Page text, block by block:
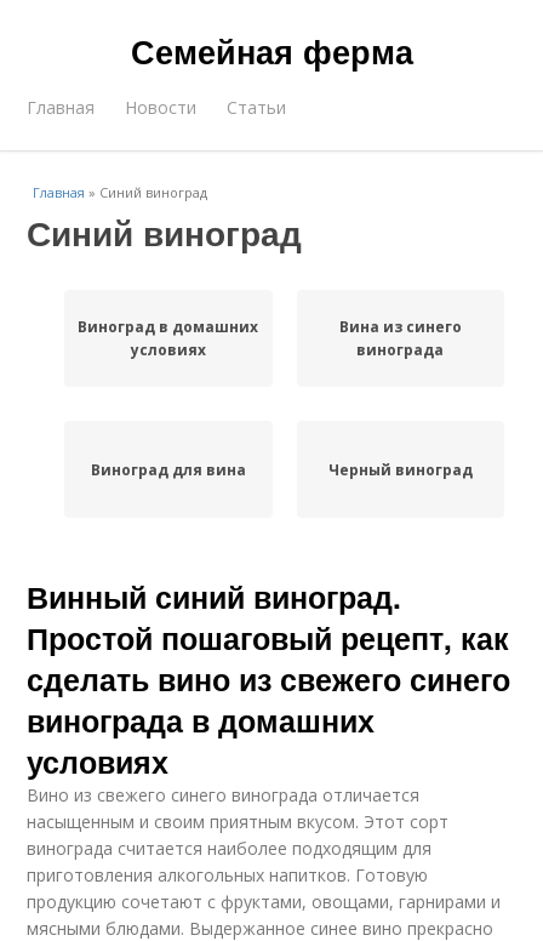
Семейная ферма
Главная Новости Статьи
Главная » Синий виноград
Синий виноград
Виноград в домашних
условиях
Вина из синего
винограда
Виноград для вина Черный виноград
Винный синий виноград.
Простой пошаговый рецепт, как
сделать вино из свежего синего
винограда в домашних
условиях
Вино из свежего синего винограда отличается
насыщенным и своим приятным вкусом. Этот сорт
винограда считается наиболее подходящим для
приготовления алкогольных напитков. Готовую
продукцию сочетают с фруктами, овощами, гарнирами и
мясными блюдами. Выдержанное синее вино прекрасно